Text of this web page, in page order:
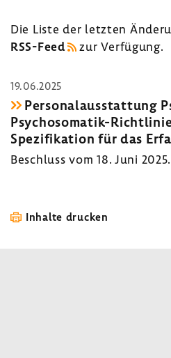
Die Liste der letzten
RSS-​Feed
zur Verfü­gung.
19.06.2025
Perso­nal­aus­stat­tung
Psychosomatik-​
Spezi­fi­ka­tion für das
Beschluss vom 18. Juni 2025.
Inhalte drucken